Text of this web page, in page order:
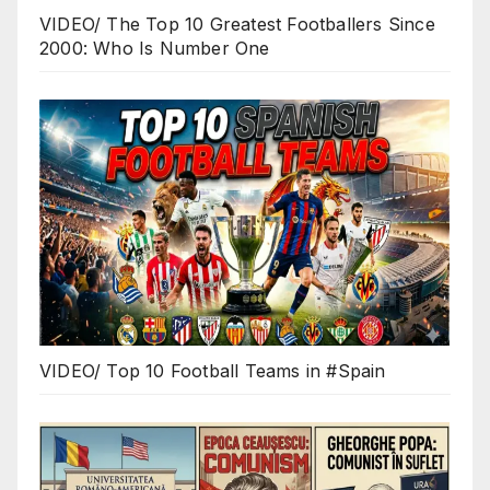
VIDEO/ The Top 10 Greatest Footballers Since
2000: Who Is Number One
VIDEO/ Top 10 Football Teams in #Spain